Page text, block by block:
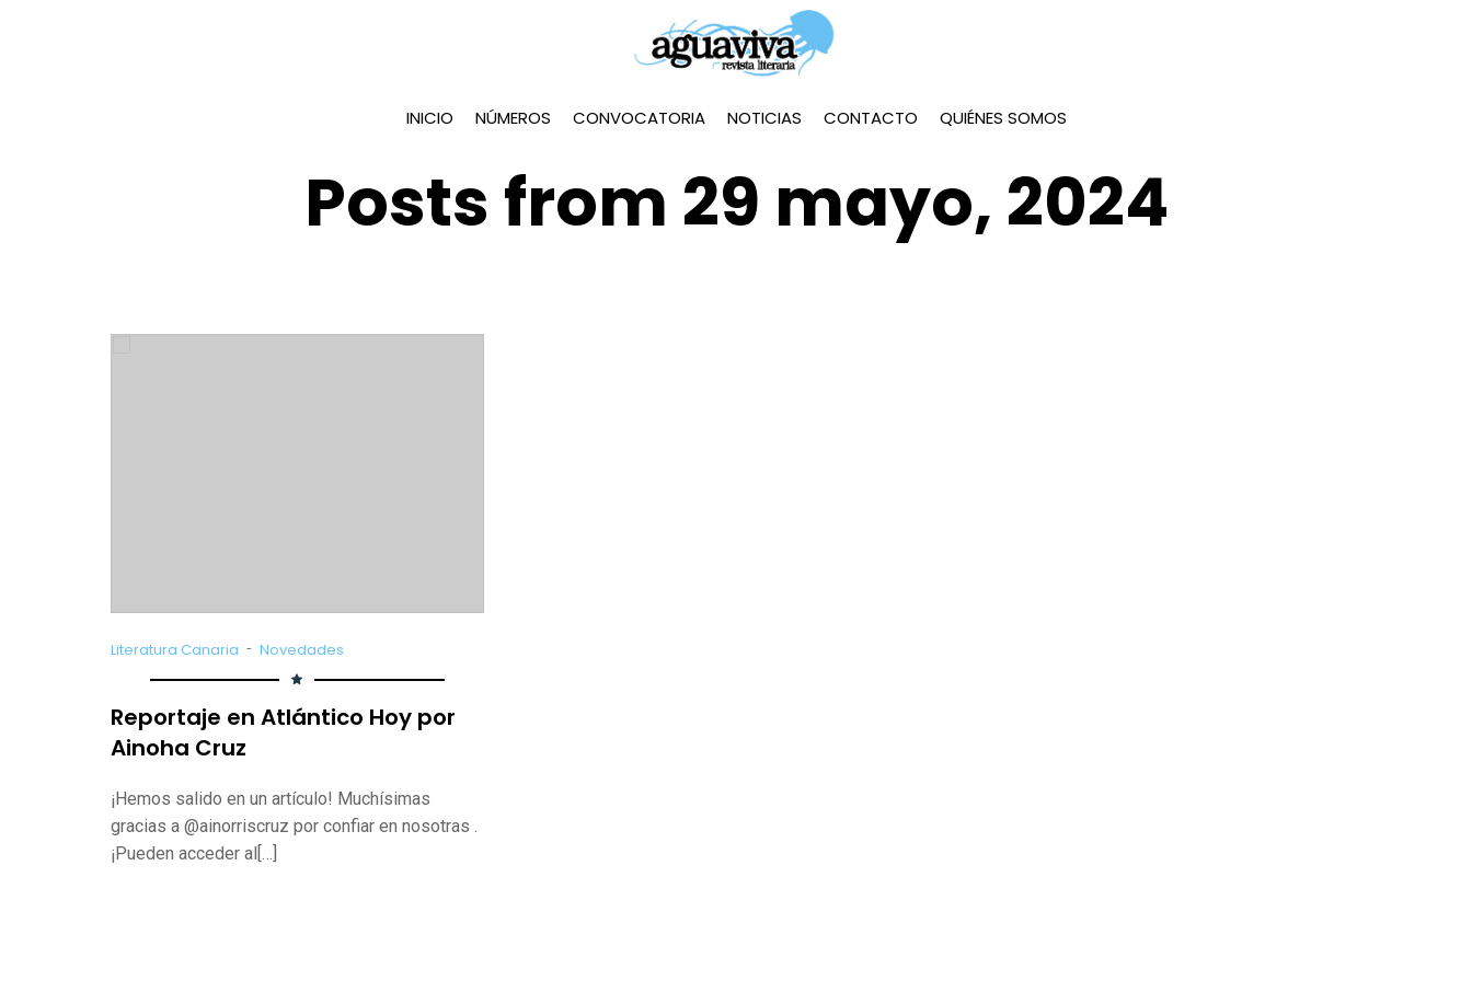
INICIO NÚMEROS CONVOCATORIA NOTICIAS CONTACTO QUIÉNES SOMOS
Posts from 29 mayo, 2024
Literatura Canaria - Novedades
Reportaje en Atlántico Hoy por
Ainoha Cruz
¡Hemos salido en un artículo! Muchísimas
gracias a @ainorriscruz por confiar en nosotras .
¡Pueden acceder al[…]